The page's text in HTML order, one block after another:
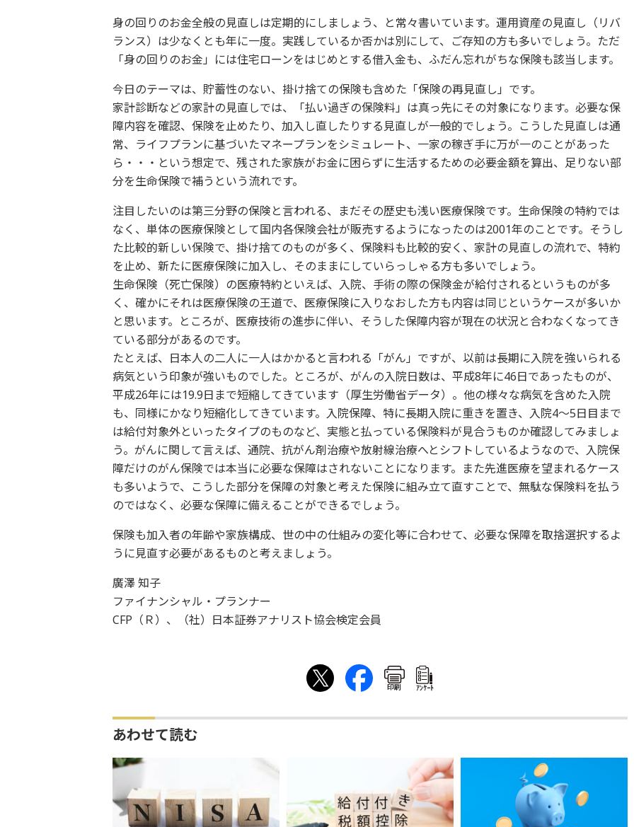
身の回りのお金全般の見直しは定期的にしましょう、と常々書いています。運用資産の見直し（リバ
ランス）は少なくとも年に一度。実践しているか否かは別にして、ご存知の方も多いでしょう。ただ
「身の回りのお金」には住宅ローンをはじめとする借入金も、ふだん忘れがちな保険も該当します。
今日のテーマは、貯蓄性のない、掛け捨ての保険も含めた「保険の再見直し」です。
家計診断などの家計の見直しでは、「払い過ぎの保険料」は真っ先にその対象になります。必要な保
障内容を確認、保険を止めたり、加入し直したりする見直しが一般的でしょう。こうした見直しは通
常、ライフプランに基づいたマネープランをシミュレート、一家の稼ぎ手に万が一のことがあった
ら・・・という想定で、残された家族がお金に困らずに生活するための必要金額を算出、足りない部
分を生命保険で補うという流れです。
注目したいのは第三分野の保険と言われる、まだその歴史も浅い医療保険です。生命保険の特約では
なく、単体の医療保険として国内各保険会社が販売するようになったのは2001年のことです。そうし
た比較的新しい保険で、掛け捨てのものが多く、保険料も比較的安く、家計の見直しの流れで、特約
を止め、新たに医療保険に加入し、そのままにしていらっしゃる方も多いでしょう。
生命保険（死亡保険）の医療特約といえば、入院、手術の際の保険金が給付されるというものが多
く、確かにそれは医療保険の王道で、医療保険に入りなおした方も内容は同じというケースが多いか
と思います。ところが、医療技術の進歩に伴い、そうした保障内容が現在の状況と合わなくなってき
ている部分があるのです。
たとえば、日本人の二人に一人はかかると言われる「がん」ですが、以前は長期に入院を強いられる
病気という印象が強いものでした。ところが、がんの入院日数は、平成8年に46日であったものが、
平成26年には19.9日まで短縮してきています（厚生労働省データ）。他の様々な病気を含めた入院
も、同様にかなり短縮化してきています。入院保障、特に長期入院に重きを置き、入院4～5日目まで
は給付対象外といったタイプのものなど、実態と払っている保険料が見合うものか確認してみましょ
う。がんに関して言えば、通院、抗がん剤治療や放射線治療へとシフトしているようなので、入院保
障だけのがん保険では本当に必要な保障はされないことになります。また先進医療を望まれるケース
も多いようで、こうした部分を保障の対象と考えた保険に組み立て直すことで、無駄な保険料を払う
のではなく、必要な保障に備えることができるでしょう。
保険も加入者の年齢や家族構成、世の中の仕組みの変化等に合わせて、必要な保障を取捨選択するよ
うに見直す必要があるものと考えましょう。
廣澤 知子
ファイナンシャル・プランナー
CFP（Ｒ）、（社）日本証券アナリスト協会検定会員
印刷 ｱﾝｹｰﾄ
あわせて読む